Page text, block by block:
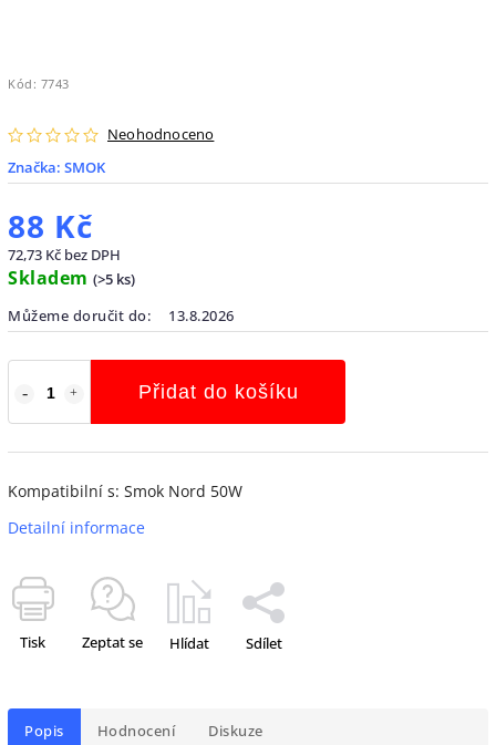
Kód: 7743
Neohodnoceno
Značka: SMOK
88 Kč
72,73 Kč bez DPH
Skladem (>5 ks)
Můžeme doručit do:
13.8.2026
Přidat do košíku
Kompatibilní s: Smok Nord 50W
Detailní informace
Tisk Zeptat se Hlídat Sdílet
Popis Hodnocení Diskuze